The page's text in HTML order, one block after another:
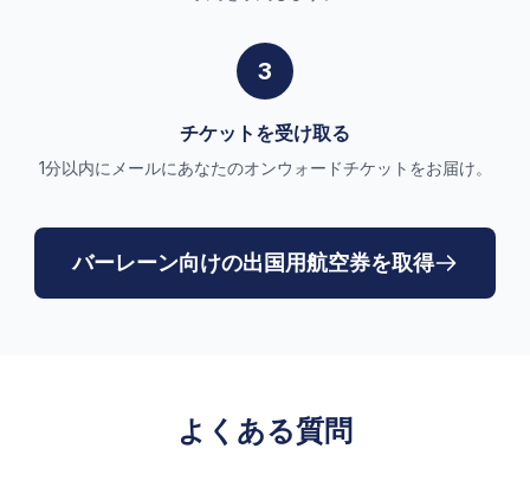
3
チケットを受け取る
1分以内にメールにあなたのオンウォードチケットをお届け。
バーレーン向けの出国用航空券を取得
よくある質問